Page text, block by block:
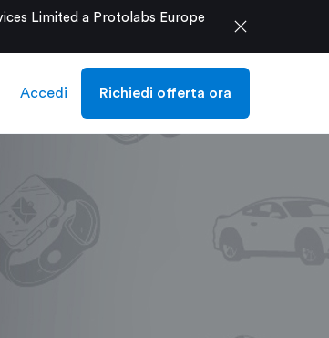
Limited a Protolabs Europe
close
Accedi Richiedi offerta ora